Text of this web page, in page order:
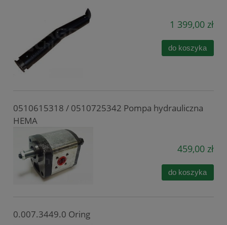
1 399,00 zł
do koszyka
0510615318 / 0510725342 Pompa hydrauliczna
HEMA
459,00 zł
do koszyka
0.007.3449.0 Oring